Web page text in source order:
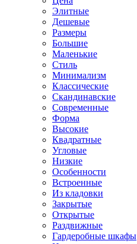
Элитные
Дешевые
Размеры
Большие
Маленькие
Стиль
Минимализм
Классические
Скандинавские
Современные
Форма
Высокие
Квадратные
Угловые
Низкие
Особенности
Встроенные
Из кладовки
Закрытые
Открытые
Раздвижные
Гардеробные шкафы